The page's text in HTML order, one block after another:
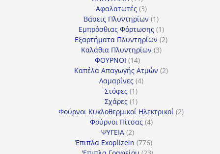
προϊόντα
Αφαλατωτές 33
προϊόντα
Βάσεις Πλυντηρίων 11
προϊόν
Εμπρόσθιας Φόρτωσης 11
προϊόν
Εξαρτήματα Πλυντηρίων 22
Καλάθια Πλυντηρίων 33
ΦΟΥΡΝΟΙ 1414
προϊόντα
Καπέλα Απαγωγής Ατμών 22
Λαμαρίνες 44
Στόφες 11
προϊόν
Σχάρες 11
προϊόν
Φούρνοι Κυκλοθερμικοί Ηλεκτρικοί 22
Φούρνοι Πίτσας 44
ΨΥΓΕΙΑ 22
προϊόντα
Έπιπλα Exoplizein 776776
προϊόντα
23